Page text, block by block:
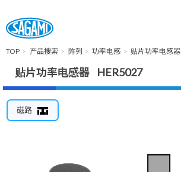
TOP 产品搜索 阵列 功率电感 贴片功率电感器
贴片功率电感器 HER5027
磁路